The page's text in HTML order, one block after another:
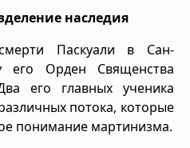
наследия
Паскуали в Сан-
Орден Священства
его главных ученика
потока, которые
понимание мартинизма.